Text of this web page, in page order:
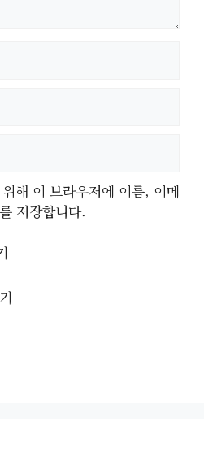
해 이 브라우저에 이름, 이메
저장합니다.